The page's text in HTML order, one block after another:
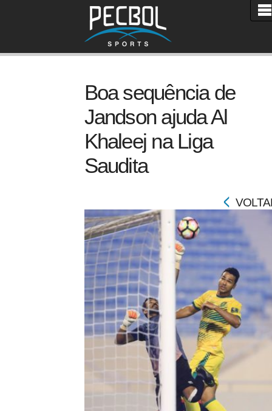
pecbol.com
Boa sequência de
Jandson ajuda Al
Khaleej na Liga
Saudita